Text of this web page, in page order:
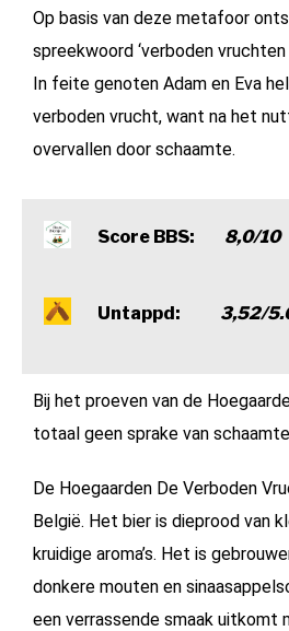
Op basis van deze metafoor
spreekwoord ‘verboden
In feite genoten Adam en Eva
verboden vrucht, want na het
overvallen door schaamte.
Score BBS: 8,0/10
Untappd: 3,52/
Bij het proeven van de
totaal geen sprake van
De Hoegaarden De Verboden
België. Het bier is dieprood van
kruidige aroma’s. Het is
donkere mouten en
een verrassende smaak uitkomt